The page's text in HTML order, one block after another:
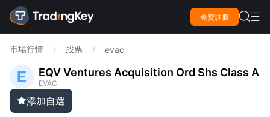
免費註冊  
市場行情 / 股票 / evac
EQV Ventures Acquisition Ord Shs Class A
EVAC
添加自選